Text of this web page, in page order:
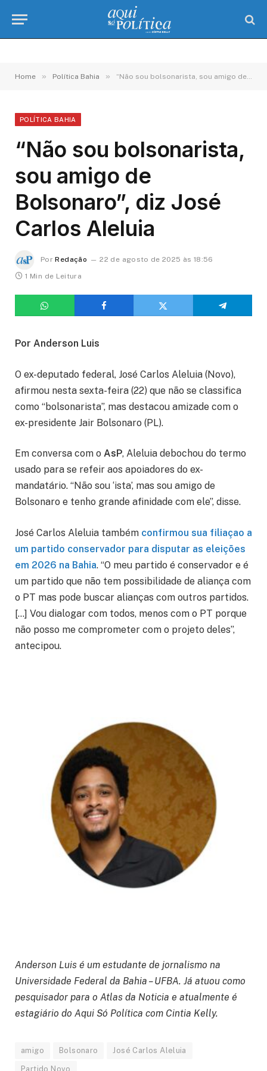
Home » Política Bahia » “Não sou bolsonarista, sou amigo de Bolsonaro”, diz José Carlos Aleluia
POLÍTICA BAHIA
“Não sou bolsonarista,
sou amigo de
Bolsonaro”, diz José
Carlos Aleluia
Por Redação
22 de agosto de 2025 às 18:56
1 Min de Leitura
Por Anderson Luis
O ex-deputado federal, José Carlos Aleluia (Novo),
afirmou nesta sexta-feira (22) que não se classifica
como “bolsonarista”, mas destacou amizade com o
ex-presidente Jair Bolsonaro (PL).
Em conversa com o AsP, Aleluia debochou do termo
usado para se refeir aos apoiadores do ex-
mandatário. “Não sou ‘ista’, mas sou amigo de
Bolsonaro e tenho grande afinidade com ele”, disse.
José Carlos Aleluia também confirmou sua filiaçao a
um partido conservador para disputar as eleições
em 2026 na Bahia. “O meu partido é conservador e é
um partido que não tem possibilidade de aliança com
o PT mas pode buscar alianças com outros partidos.
[…] Vou dialogar com todos, menos com o PT porque
não posso me comprometer com o projeto deles”,
antecipou.
Anderson Luis é um estudante de jornalismo na
Universidade Federal da Bahia – UFBA. Já atuou como
pesquisador para o Atlas da Noticia e atualmente é
estagiário do Aqui Só Política com Cintia Kelly.
amigo Bolsonaro José Carlos Aleluia
Partido Novo